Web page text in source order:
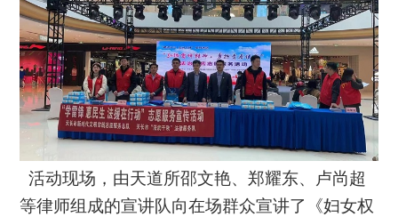
活动现场，由天道所邵文艳、郑耀东、卢尚超
等律师组成的宣讲队向在场群众宣讲了
《妇女权